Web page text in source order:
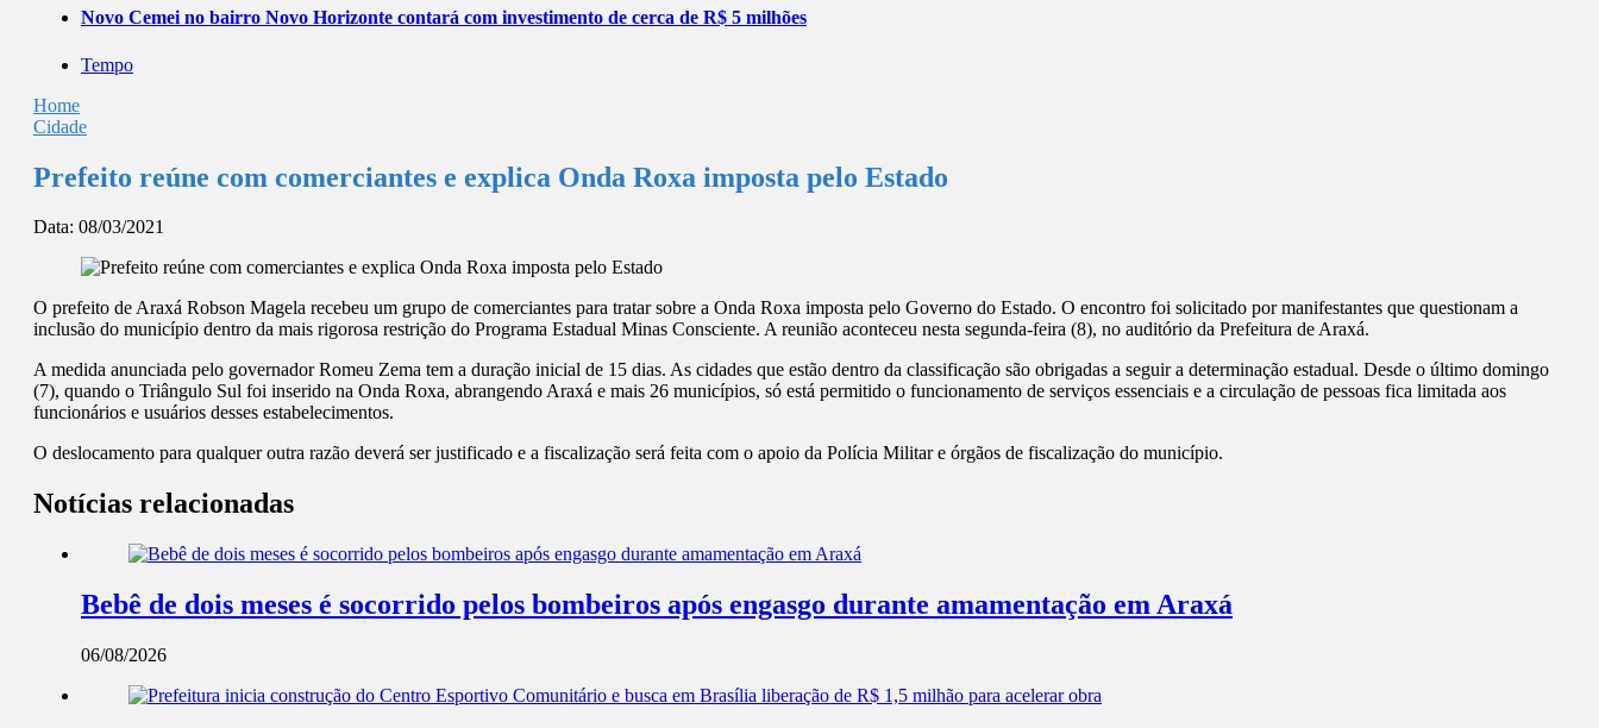
Novo Cemei no bairro Novo Horizonte contará com investimento de cerca de R$ 5 milhões
Tempo
Home
Cidade
Prefeito reúne com comerciantes e explica Onda Roxa imposta pelo Estado
Data: 08/03/2021
O prefeito de Araxá Robson Magela recebeu um grupo de comerciantes para tratar sobre a Onda Roxa imposta pelo Governo do Estado. O encontro foi solicitado por manifestantes que questionam a
inclusão do município dentro da mais rigorosa restrição do Programa Estadual Minas Consciente. A reunião aconteceu nesta segunda-feira (8), no auditório da Prefeitura de Araxá.
A medida anunciada pelo governador Romeu Zema tem a duração inicial de 15 dias. As cidades que estão dentro da classificação são obrigadas a seguir a determinação estadual. Desde o último domingo
(7), quando o Triângulo Sul foi inserido na Onda Roxa, abrangendo Araxá e mais 26 municípios, só está permitido o funcionamento de serviços essenciais e a circulação de pessoas fica limitada aos
funcionários e usuários desses estabelecimentos.
O deslocamento para qualquer outra razão deverá ser justificado e a fiscalização será feita com o apoio da Polícia Militar e órgãos de fiscalização do município.
Notícias relacionadas
Bebê de dois meses é socorrido pelos bombeiros após engasgo durante amamentação em Araxá
06/08/2026